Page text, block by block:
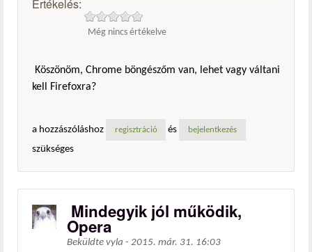
Értékelés:
Még nincs értékelve
Köszönöm, Chrome böngészőm van, lehet vagy váltani
kell Firefoxra?
a hozzászóláshoz regisztráció és bejelentkezés
szükséges
Mindegyik jól működik,
Opera
Beküldte vyla - 2015. már. 31. 16:03